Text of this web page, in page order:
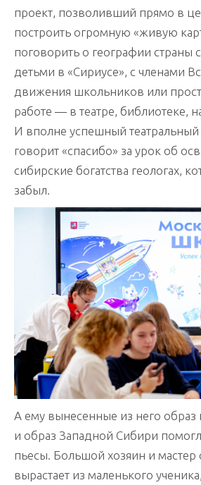
проект, позволивший прямо в
построить огромную «живую
поговорить о географии страны
детьми в «Сириусе», с членами
движения школьников или
работе — в театре, библиотеке,
И вполне успешный
говорит «спасибо» за урок об
сибирские богатства геологах,
забыл.
А ему вынесенные из него образ
и образ Западной Сибири
пьесы. Большой хозяин и мастер
вырастает из маленького